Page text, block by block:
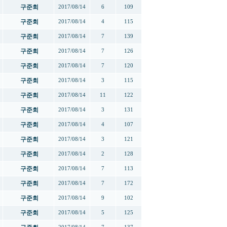
구준회 2017/08/14 6 109
구준회 2017/08/14 4 115
구준회 2017/08/14 7 139
구준회 2017/08/14 7 126
구준회 2017/08/14 7 120
구준회 2017/08/14 3 115
구준회 2017/08/14 11 122
구준회 2017/08/14 3 131
구준회 2017/08/14 4 107
구준회 2017/08/14 3 121
구준회 2017/08/14 2 128
구준회 2017/08/14 7 113
구준회 2017/08/14 7 172
구준회 2017/08/14 9 102
구준회 2017/08/14 5 125